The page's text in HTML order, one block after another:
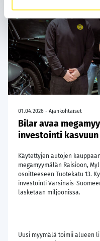
01.04.2026 - Ajankohtaiset
Bilar avaa
investointi
Käytettyjen autojen
megamyymälän Raisioon,
osoitteeseen Tuotekatu 13.
investointi Varsinais-
lasketaan miljoonissa.
Uusi myymälä toimii alueen